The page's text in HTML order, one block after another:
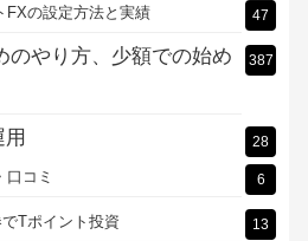
の不安をなくす 13
ディング（貸付ファンド） 8
発注）を比較 177
、手数料、設定方法 40
クル注文」を攻略 6